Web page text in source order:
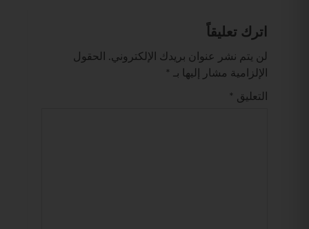
اترك تعليقاً
لن يتم نشر عنوان بريدك الإلكتروني.
الحقول
الإلزامية مشار إليها بـ
*
التعليق *